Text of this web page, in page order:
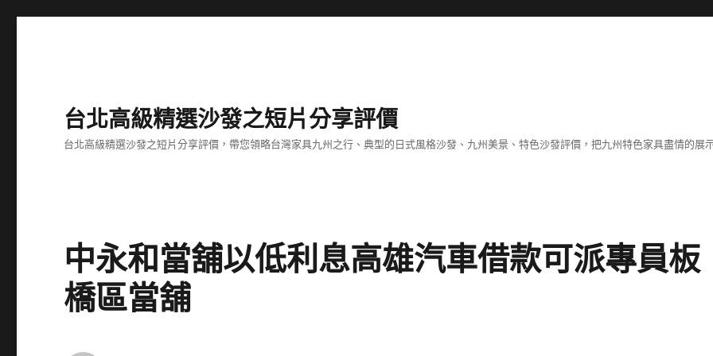
台北高級精選沙發之短片分享評價
台北高級精選沙發之短片分享評價，帶您領略台灣家具九州之行、典型的日式風格沙發、九州美景、特色沙發評價，把九州特色家具盡情的展
中永和當舖以低利息高雄汽車借款可派專員板
橋區當舖